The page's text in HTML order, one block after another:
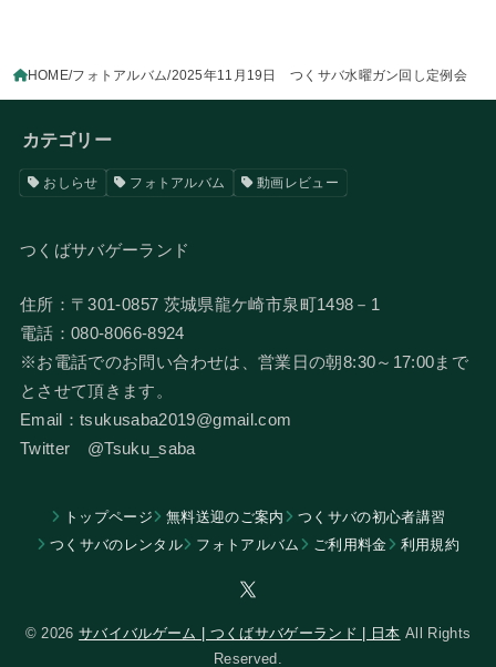
HOME フォトアルバム 2025年11月19日 つくサバ水曜ガン回し定例会
カテゴリー
おしらせ フォトアルバム 動画レビュー
つくばサバゲーランド
住所：〒301-0857 茨城県龍ケ崎市泉町1498－1
電話：080-8066-8924
​※お電話でのお問い合わせは、営業日の朝8:30～17:00まで
とさせて頂きます。
Email：tsukusaba2019@gmail.com
​Twitter @Tsuku_saba
トップページ 無料送迎のご案内
つくサバの初心者講習
つくサバのレンタル
フォトアルバム ​ご利用料金 利用規約
© 2026サバイバルゲーム | つくばサバゲーランド | 日本 All Rights
Reserved.